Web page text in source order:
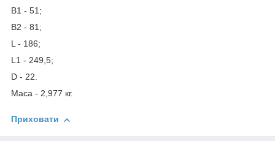
В1 - 51;
В2 - 81;
L - 186;
L1 - 249,5;
D - 22.
Маса - 2,977 кг.
Приховати